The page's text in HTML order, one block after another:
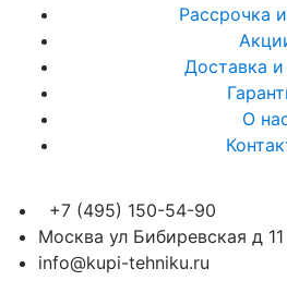
Рассрочка
Доставка и
О
+7 (495) 150-54-90
Москва ул Бибиревская д 11
info@kupi-tehniku.ru